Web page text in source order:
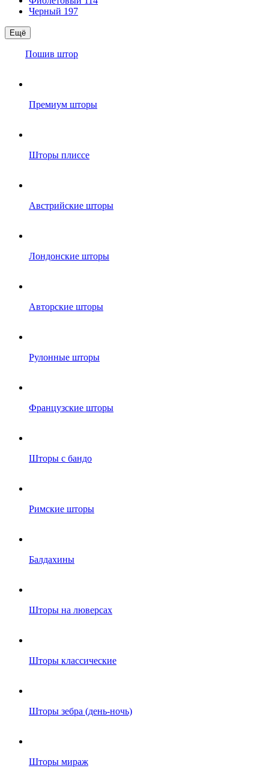
Черный 197
Ещё
Пошив штор
Премиум шторы
Шторы плиссе
Австрийские шторы
Лондонские шторы
Авторские шторы
Рулонные шторы
Французские шторы
Шторы с бандо
Римские шторы
Балдахины
Шторы на люверсах
Шторы классические
Шторы зебра (день-ночь)
Шторы мираж